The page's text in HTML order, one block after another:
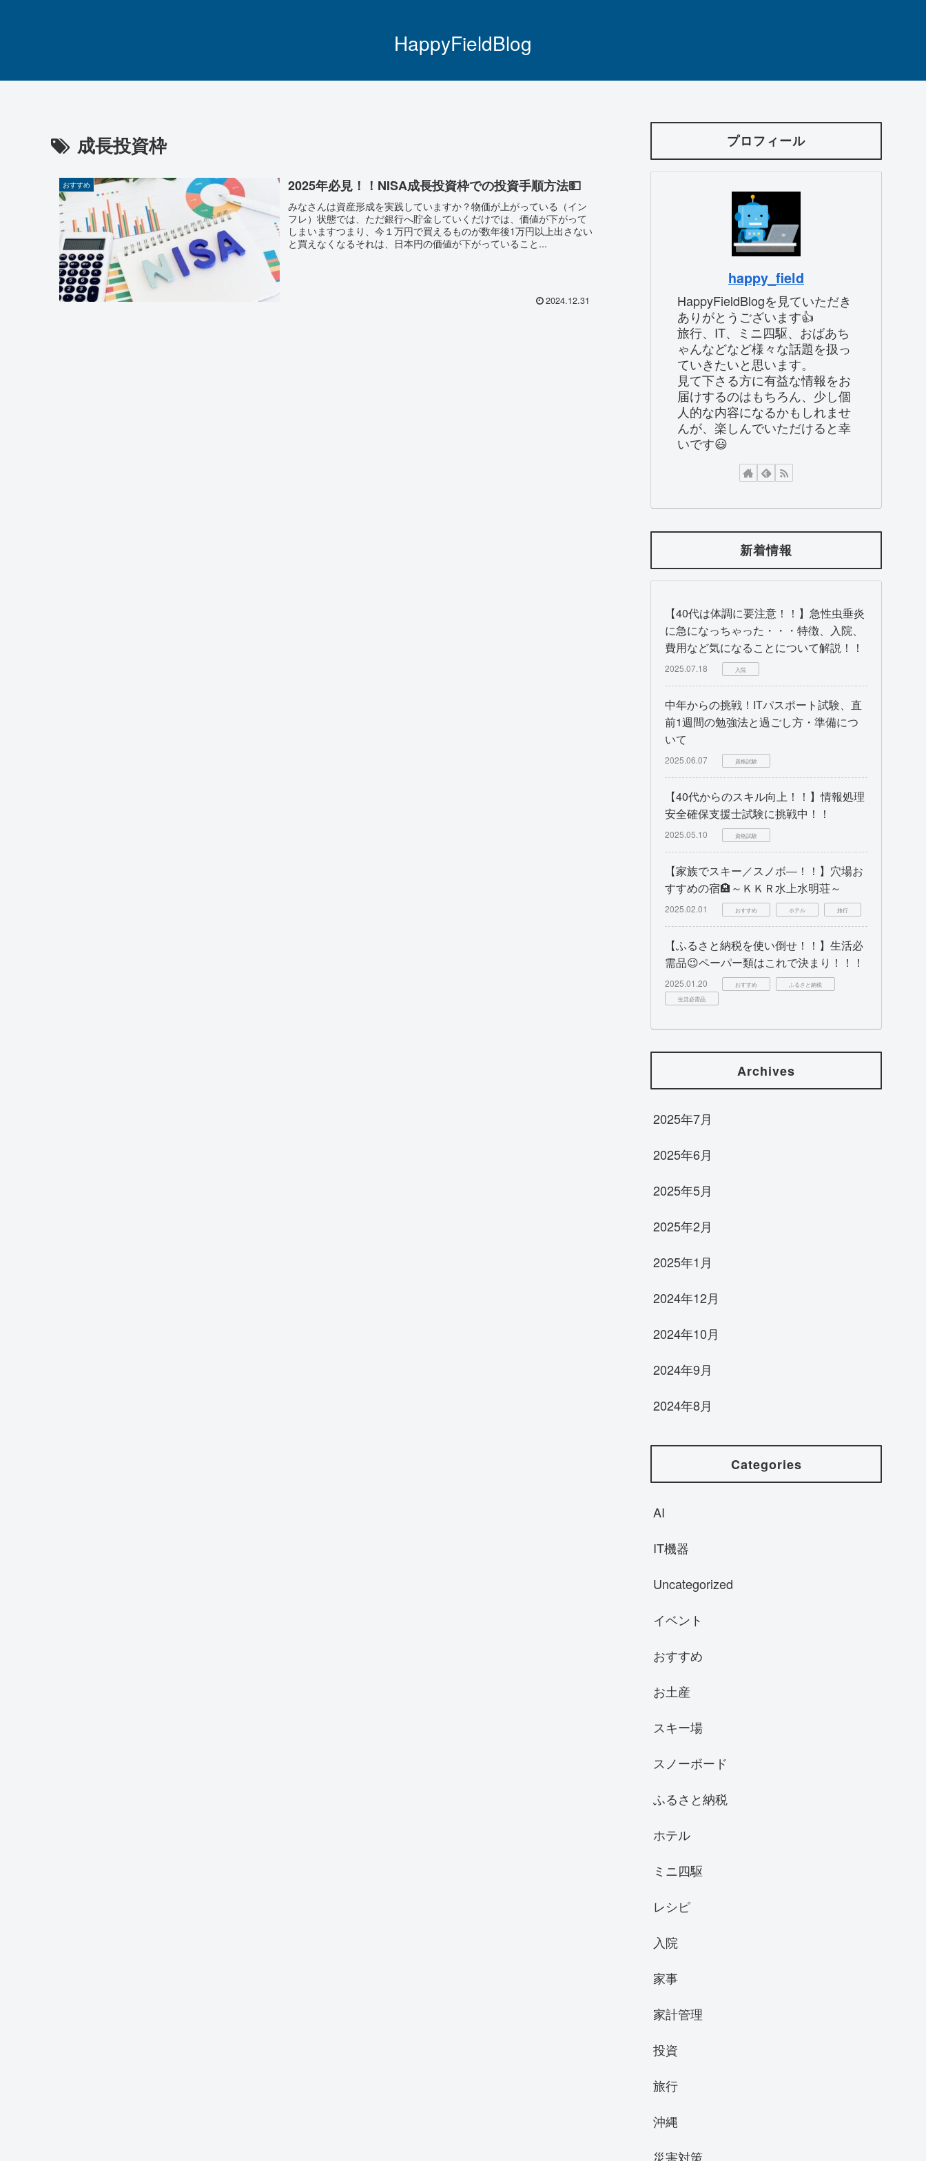
HappyFieldBlog
成長投資枠
おすすめ 2025年必見！！NISA成長投資枠での投資手順方法💵
みなさんは資産形成を実践していますか？物価が上がっている（イン
フレ）状態では、ただ銀行へ貯金していくだけでは、価値が下がって
しまいますつまり、今１万円で買えるものが数年後1万円以上出さない
と買えなくなるそれは、日本円の価値が下がっていること...
2024.12.31
プロフィール
happy_field
HappyFieldBlogを見ていただき
ありがとうございます👍
旅行、IT、ミニ四駆、おばあち
ゃんなどなど様々な話題を扱っ
ていきたいと思います。
見て下さる方に有益な情報をお
届けするのはもちろん、少し個
人的な内容になるかもしれませ
んが、楽しんでいただけると幸
いです😃
新着情報
【40代は体調に要注意！！】急性虫垂炎
に急になっちゃった・・・特徴、入院、
費用など気になることについて解説！！
2025.07.18 入院
中年からの挑戦！ITパスポート試験、直
前1週間の勉強法と過ごし方・準備につ
いて
2025.06.07 資格試験
【40代からのスキル向上！！】情報処理
安全確保支援士試験に挑戦中！！
2025.05.10 資格試験
【家族でスキー／スノボ―！！】穴場お
すすめの宿🏨～ＫＫＲ水上水明荘～
2025.02.01 おすすめ ホテル 旅行
【ふるさと納税を使い倒せ！！】生活必
需品😉ペーパー類はこれで決まり！！！
2025.01.20 おすすめ
ふるさと納税
生活必需品
Archives
2025年7月
2025年6月
2025年5月
2025年2月
2025年1月
2024年12月
2024年10月
2024年9月
2024年8月
Categories
AI
IT機器
Uncategorized
イベント
おすすめ
お土産
スキー場
スノーボード
ふるさと納税
ホテル
ミニ四駆
レシピ
入院
家事
家計管理
投資
旅行
沖縄
災害対策